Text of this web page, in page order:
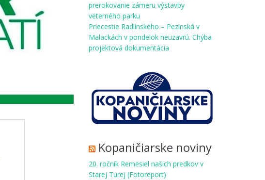
prerokovanie zámeru výstavby
veterného parku
Priecestie Radlinského – Pezinská v
Malackách v pondelok neuzavrú. Chýba
projektová dokumentácia
Kopaničiarske noviny
20. ročník Remesiel našich predkov v
Starej Turej (Fotoreport)